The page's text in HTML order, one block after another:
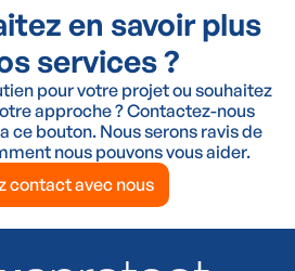
en savoir plus
services ?
pour votre projet ou souhaitez
approche ? Contactez-nous
ce bouton. Nous serons ravis de
nous pouvons vous aider.
contact avec nous